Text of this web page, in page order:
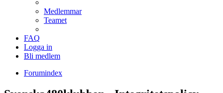
Medlemmar
Teamet
FAQ
Logga in
Bli medlem
Forumindex